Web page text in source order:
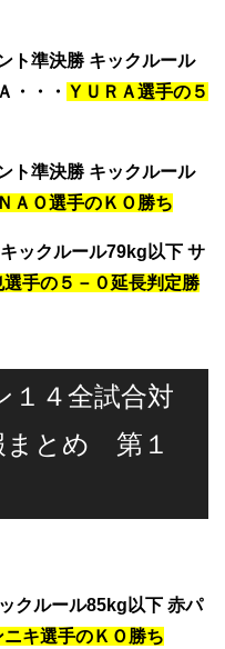
ト準決勝 キックルール
・・・ ＹＵＲＡ選手の５
ト準決勝 キックルール
ＮＡＯ選手のＫＯ勝ち
ックルール79kg以下 サ
選手の５－０延長判定勝
１４全試合対
まとめ 第１
クルール85kg以下 赤パ
ニキ選手のＫＯ勝ち